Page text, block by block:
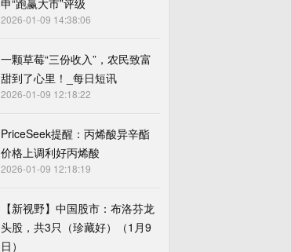
申“跑赢大市”评级
2026-01-09 14:38:06
一颗草莓“三份收入”，农民致富
甜到了心里！_每日短讯
2026-01-09 12:18:22
PriceSeek提醒：丙烯酸异辛酯
价格上调利好丙烯酸
2026-01-09 12:18:19
【新视野】中国股市：布洛芬龙
头股，共3只（珍藏好）（1月9
日）